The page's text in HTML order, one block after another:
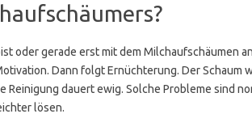
oder gerade erst mit dem Milchaufschäumen
Dann folgt Ernüchterung. Der Schaum
Reinigung dauert ewig. Solche Probleme sind
lösen.